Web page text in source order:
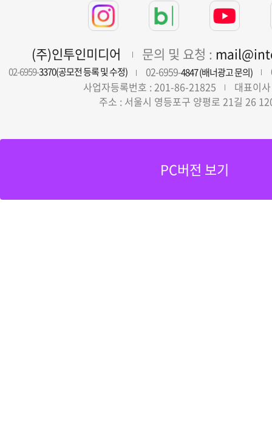
(주)인투인미디어 문의 및 요청 :
02-6959-3370(공모전 등록 및 수정) 02-6959-4847 (배너광고 문의)
사업자등록번호 : 201-86-21825
대표이
주소 : 서울시 영등포구 양평로 21길 26
PC버전 보기